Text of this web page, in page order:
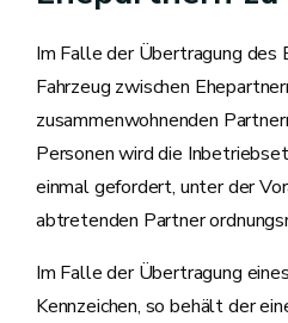
Im Falle der Übertragung des
Fahrzeug zwischen
zusammenwohnenden
Personen wird die
einmal gefordert, unter der
abtretenden Partner
Im Falle der Übertragung
Kennzeichen, so behält der